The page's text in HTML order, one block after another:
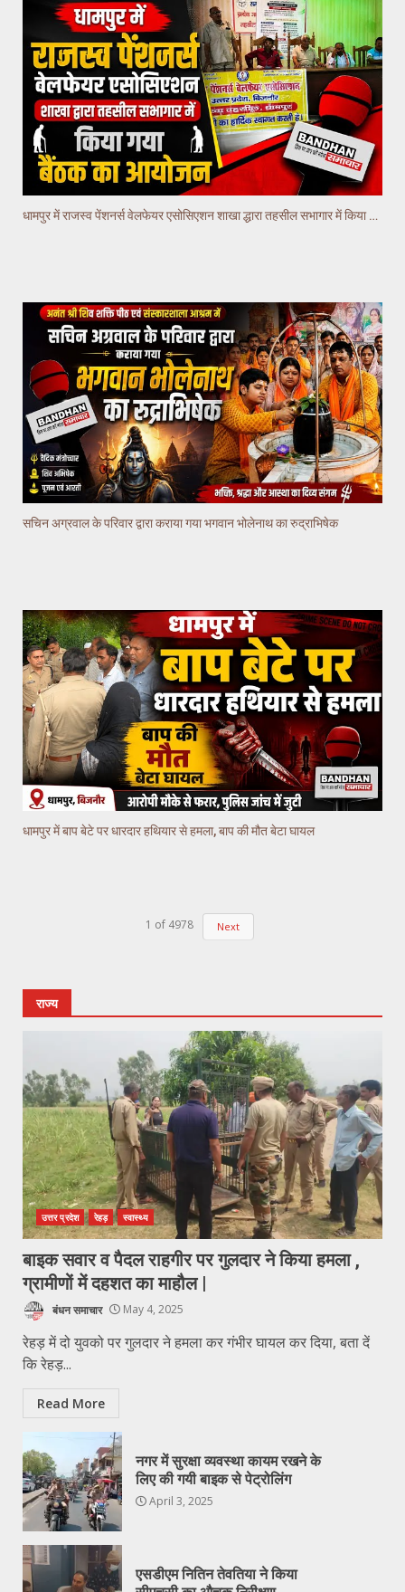
धामपुर में राजस्व पेंशनर्स वेलफेयर एसोसिएशन शाखा द्धारा तहसील सभागार में किया गया वैठक का आयोजन
सचिन अग्रवाल के परिवार द्वारा कराया गया भगवान भोलेनाथ का रुद्राभिषेक
धामपुर में बाप बेटे पर धारदार हथियार से हमला, बाप की मौत बेटा घायल
1 of 4978 Next
राज्य
उत्तर प्रदेश रेहड़ स्वास्थ्य
बाइक सवार व पैदल राहगीर पर गुलदार ने किया हमला ,
ग्रामीणों में दहशत का माहौल |
बंधन समाचार May 4, 2025
रेहड़ में दो युवको पर गुलदार ने हमला कर गंभीर घायल कर दिया, बता दें
कि रेहड़...
Read More
नगर में सुरक्षा व्यवस्था कायम रखने के
लिए की गयी बाइक से पेट्रोलिंग
April 3, 2025
एसडीएम नितिन तेवतिया ने किया